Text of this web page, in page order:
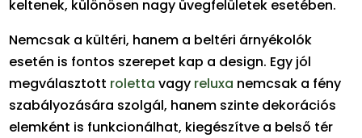
keltenek, különösen nagy üvegfelületek esetében.
Nemcsak a kültéri, hanem a beltéri árnyékolók
esetén is fontos szerepet kap a design. Egy jól
megválasztott roletta vagy reluxa nemcsak a fény
szabályozására szolgál, hanem szinte dekorációs
elemként is funkcionálhat, kiegészítve a belső tér